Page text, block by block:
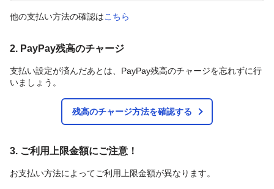
他の支払い方法の確認はこちら
2. PayPay残高のチャージ
支払い設定が済んだあとは、PayPay残高のチャージを忘れずに行
いましょう。
残高のチャージ方法を確認する
3. ご利用上限金額にご注意！
お支払い方法によってご利用上限金額が異なります。